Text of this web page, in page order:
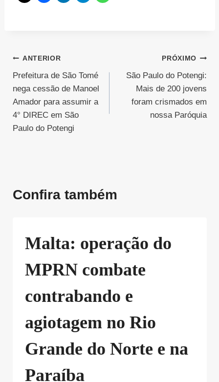
Navegação
de
Post
ANTERIOR
Prefeitura de São Tomé
nega cessão de Manoel
Amador para assumir a
4° DIREC em São
Paulo do Potengi
PRÓXIMO
São Paulo do Potengi:
Mais de 200 jovens
foram crismados em
nossa Paróquia
Confira também
Malta: operação do
MPRN combate
contrabando e
agiotagem no Rio
Grande do Norte e na
Paraíba